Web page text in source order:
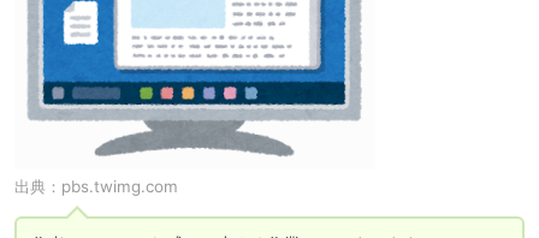
出典： pbs.twimg.com